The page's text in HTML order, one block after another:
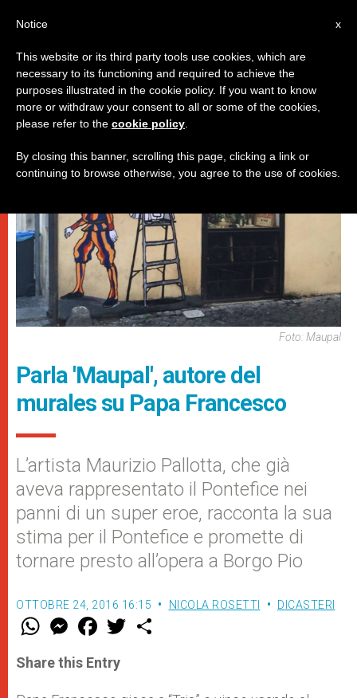
DICASTERI
Foto: Maupal
Parla 'Maupal', autore del
murales su Papa Francesco
L’artista Maurizio Pallotta, che già
aveva rappresentato il Pontefice nei
panni di un super eroe, racconta la sua
stima per il Pontefice e promette di
tornare presto all’opera a Borgo Pio
OTTOBRE 24, 2016 16:15 NICOLA ROSETTI DICASTERI
W
t
s
M
e
s
e
F
a
e
b
w
Share this Entry
x
Notice
This website or its third party tools use cookies, which are
necessary to its functioning and required to achieve the
purposes illustrated in the cookie policy. If you want to know
more or withdraw your consent to all or some of the cookies,
please refer to the cookie policy
By closing this banner, scrolling this page, clicking a link or
continuing to browse otherwise, you agree to the use of cookies.